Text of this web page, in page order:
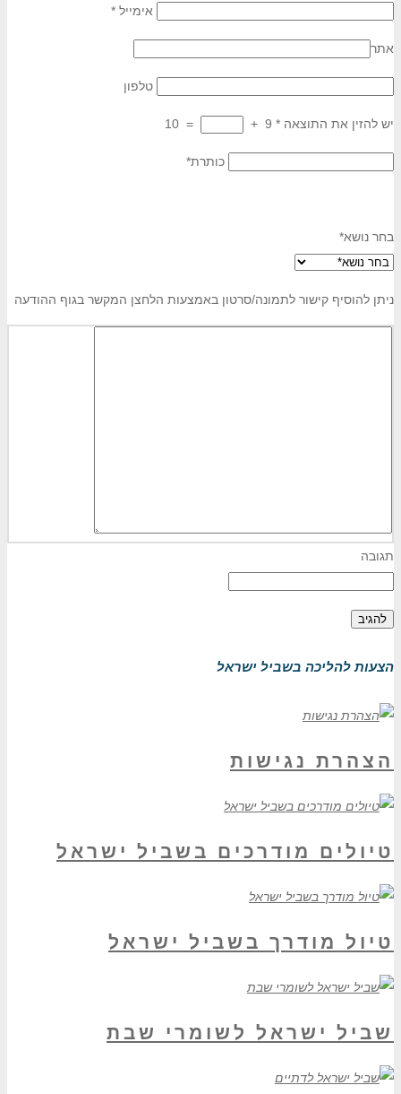
אימייל *
אתר
טלפון
יש להזין את התוצאה *
9
+
=
10
כותרת*
בחר נושא*
ניתן להוסיף קישור לתמונה/סרטון באמצעות הלחצן המקשר בגוף ההודעה
תגובה
הצעות להליכה בשביל ישראל
הצהרת נגישות
טיולים מודרכים בשביל ישראל
טיול מודרך בשביל ישראל
שביל ישראל לשומרי שבת